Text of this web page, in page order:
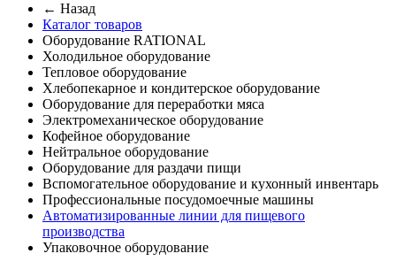
← Назад
Каталог товаров
Оборудование RATIONAL
Холодильное оборудование
Тепловое оборудование
Хлебопекарное и кондитерское оборудование
Оборудование для переработки мяса
Электромеханическое оборудование
Кофейное оборудование
Нейтральное оборудование
Оборудование для раздачи пищи
Вспомогательное оборудование и кухонный инвентарь
Профессиональные посудомоечные машины
Автоматизированные линии для пищевого
производства
Упаковочное оборудование